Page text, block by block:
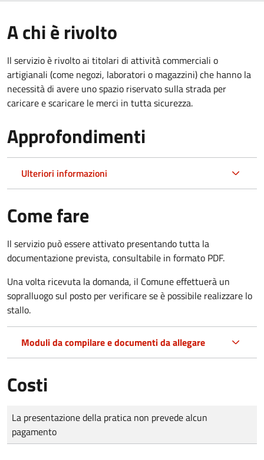
A chi è rivolto
Il servizio è rivolto ai titolari di attività commerciali o
artigianali (come negozi, laboratori o magazzini) che hanno la
necessità di avere uno spazio riservato sulla strada per
caricare e scaricare le merci in tutta sicurezza.
Approfondimenti
Ulteriori informazioni
Come fare
Il servizio può essere attivato presentando tutta la
documentazione prevista, consultabile in formato PDF.
Una volta ricevuta la domanda, il Comune effettuerà un
sopralluogo sul posto per verificare se è possibile realizzare lo
stallo.
Moduli da compilare e documenti da allegare
Costi
Tipo di pagamento
Importo
La presentazione della pratica non prevede alcun
pagamento